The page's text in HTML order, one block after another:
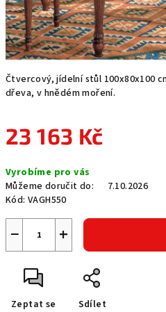
Čtvercový, jídelní stůl 100x80x100
dřeva, v hnědém moření.
23 163 Kč
cena:
Vyrobíme pro vás
Můžeme doručit do:
7.10.2026
Kód: VAGH550
+
−
Zeptat se Sdílet